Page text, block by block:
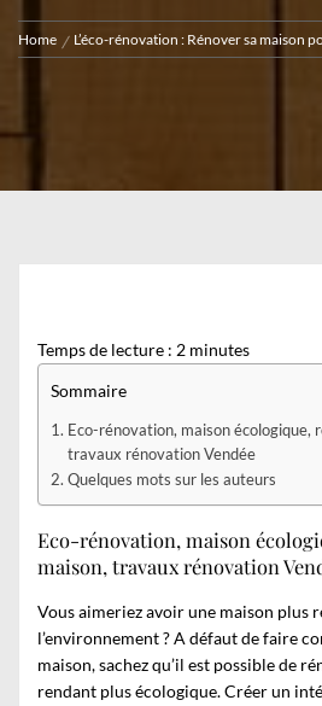
Home L’éco-rénovation : Rénover sa maison
Temps de lecture : 2 minutes
Sommaire
Eco-rénovation, maison écologique,
travaux rénovation Vendée
Quelques mots sur les auteurs
Eco-rénovation, maison
maison, travaux rénovation
Vous aimeriez avoir une maison plus
l’environnement ? A défaut de faire
maison, sachez qu’il est possible de
rendant plus écologique. Créer un